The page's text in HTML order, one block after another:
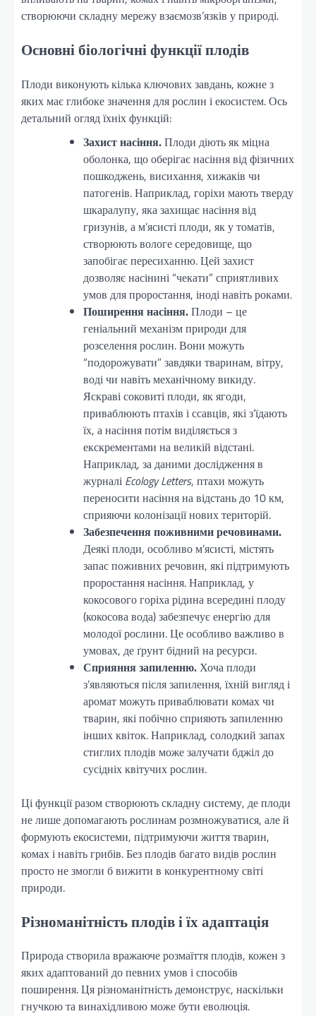
створюючи складну мережу взаємозв’язків у природі.
Основні біологічні функції плодів
Плоди виконують кілька ключових завдань, кожне з
яких має глибоке значення для рослин і екосистем. Ось
детальний огляд їхніх функцій:
Захист насіння.Плоди діють як міцна
оболонка, що оберігає насіння від фізичних
пошкоджень, висихання, хижаків чи
патогенів. Наприклад, горіхи мають тверду
шкаралупу, яка захищає насіння від
гризунів, а м’ясисті плоди, як у томатів,
створюють вологе середовище, що
запобігає пересиханню. Цей захист
дозволяє насінині “чекати” сприятливих
умов для проростання, іноді навіть роками.
Поширення насіння.Плоди – це
геніальний механізм природи для
розселення рослин. Вони можуть
“подорожувати” завдяки тваринам, вітру,
воді чи навіть механічному викиду.
Яскраві соковиті плоди, як ягоди,
приваблюють птахів і ссавців, які з’їдають
їх, а насіння потім виділяється з
екскрементами на великій відстані.
Наприклад, за даними дослідження в
журналі Ecology Letters, птахи можуть
переносити насіння на відстань до 10 км,
сприяючи колонізації нових територій.
Забезпечення поживними речовинами.
Деякі плоди, особливо м’ясисті, містять
запас поживних речовин, які підтримують
проростання насіння. Наприклад, у
кокосового горіха рідина всередині плоду
(кокосова вода) забезпечує енергію для
молодої рослини. Це особливо важливо в
умовах, де ґрунт бідний на ресурси.
Сприяння запиленню.Хоча плоди
з’являються після запилення, їхній вигляд і
аромат можуть приваблювати комах чи
тварин, які побічно сприяють запиленню
інших квіток. Наприклад, солодкий запах
стиглих плодів може залучати бджіл до
сусідніх квітучих рослин.
Ці функції разом створюють складну систему, де плоди
не лише допомагають рослинам розмножуватися, але й
формують екосистеми, підтримуючи життя тварин,
комах і навіть грибів. Без плодів багато видів рослин
просто не змогли б вижити в конкурентному світі
природи.
Різноманітність плодів і їх адаптація
Природа створила вражаюче розмаїття плодів, кожен з
яких адаптований до певних умов і способів
поширення. Ця різноманітність демонструє, наскільки
гнучкою та винахідливою може бути еволюція.